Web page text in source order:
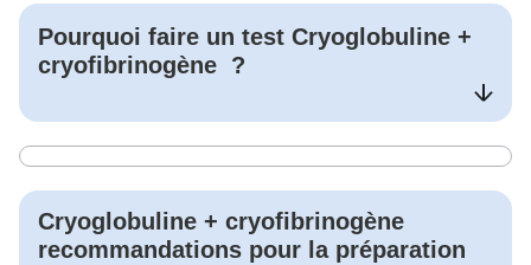
Pourquoi faire un test Cryoglobuline +
cryofibrinogène ?
Cryoglobuline + cryofibrinogène
recommandations pour la préparation